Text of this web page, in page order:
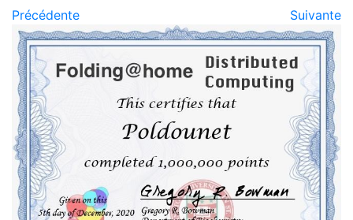
Précédente Suivante